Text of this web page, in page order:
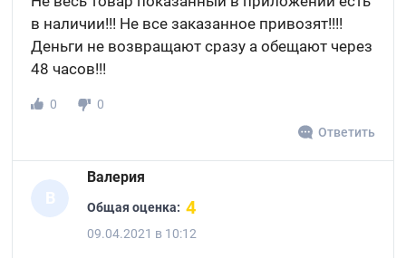
в наличии!!! Не все заказанное привозят!!!!
Деньги не возвращают сразу а обещают через
48 часов!!!
0
0
Ответить
В
Валерия
Общая оценка: 4
09.04.2021 в 10:12